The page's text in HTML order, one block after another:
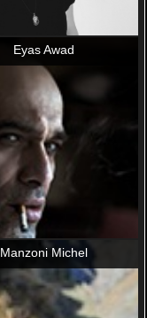
Eyas Awad
Manzoni Michel